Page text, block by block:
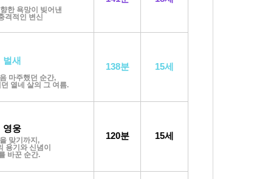
한 욕망이 빚어낸
격적인 변신
벌새
마주했던 순간,
열네 살의 그 여름.
138분 15세
영웅
맞기까지,
용기와 신념이
바꾼 순간.
120분 15세